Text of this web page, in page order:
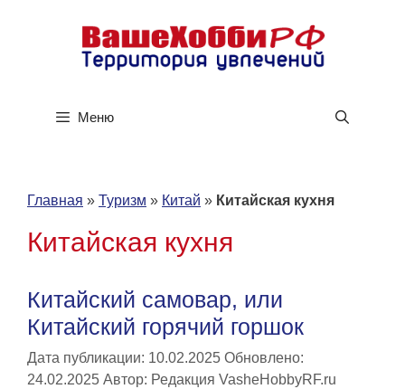
содержимому
Меню
Главная » Туризм » Китай » Китайская кухня
Китайская кухня
Китайский самовар, или
Китайский горячий горшок
Дата публикации: 10.02.2025 Обновлено:
24.02.2025 Автор: Редакция VasheHobbyRF.ru